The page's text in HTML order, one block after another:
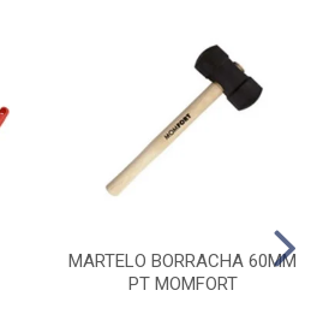
MARTELO BORRACHA 60MM
PT MOMFORT